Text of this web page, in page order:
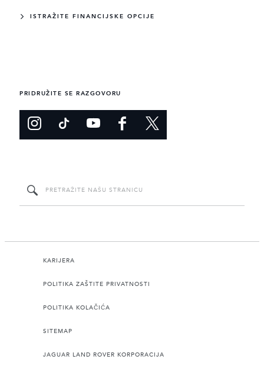
ISTRAŽITE FINANCIJSKE OPCIJE
PRIDRUŽITE SE RAZGOVORU
KARIJERA
POLITIKA ZAŠTITE PRIVATNOSTI
POLITIKA KOLAČIĆA
SITEMAP
JAGUAR LAND ROVER KORPORACIJA